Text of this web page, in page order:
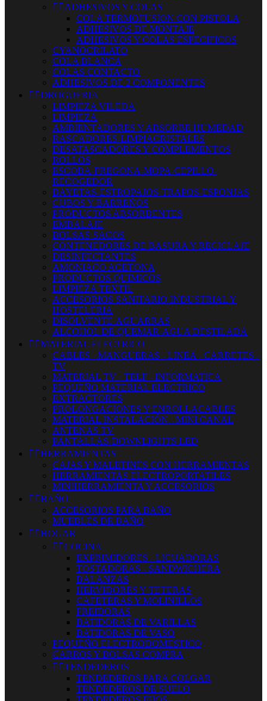
 ADHESIVOS Y COLAS
COLA TERMOFUSION CON PISTOLA
ADHESIVOS DE MONTAJE
ADHESIVOS Y COLAS ESPECIFICOS
CYANOCRILATO
COLA BLANCA
COLAS CONTACTO
ADHESIVOS DE 2 COMPONENTES
 DROGUERIA
LIMPIEZA VILEDA
LIMPIEZA
AMBIENTADORES Y ABSORBE HUMEDAD
RASCADORES-LIMPIACRISTALES
DESATASCADORES Y COMPLEMENTOS
ROLLOS
ESCOBA-FREGONA-MOPA-CEPILLO-
RECOGEDOR
BAYETAS-ESTROPAJOS-TRAPOS-ESPONJAS
CUBOS Y BARREÑOS
PRODUCTOS ABSORBENTES
EMBALAJE
BOLSAS-SACOS
CONTENEDORES DE BASURA Y RECICLAJE
DESINFECTANTES
AMONIACO ACETONA
PRODUCTOS QUIMICOS
LIMPIEZA TEXTIL
ACCESORIOS SANITARIO INDUSTRIAL Y
HOSTELERIA
DISOLVENTE-AGUARRAS
ALCOHOL DE QUEMAR-AGUA DESTILADA
 MATERIAL ELECTRICO
CABLES - MANGUERAS - LINEA - CARRETES -
TV
MATERIAL TV - TELF - INFORMATICA
PEQUEÑO MATERIAL ELECTRICO
EXTRACTORES
PROLONGACIONES Y ENROLLACABLES
MATERIAL INSTALACIÓN - MINI CANAL
ANTENAS TV
PANTALLAS-DOWNLIGHTS LED
 HERRAMIENTAS
CAJAS Y MALETINES CON HERRAMIENTAS
HERRAMIENTAS ELECTROPORTATILES
MINIHERRAMIENTA Y ACCESORIOS
 BAÑO
ACCESORIOS PARA BAÑO
MUEBLES DE BAÑO
 HOGAR
 COCINA
EXPRIMIDORES - LICUADORAS
TOSTADORAS - SANDWICHERA
BALANZAS
HERVIDORES Y TETERAS
CAFETERAS Y MOLINILLOS
FREIDORAS
BATIDORAS DE VARILLAS
BATIDORAS DE VASO
PEQUEÑO ELECTRODOMESTICO
CARROS Y BOLSAS COMPRA
 TENDEDEROS
TENDEDEROS PARA COLGAR
TENDEDEROS DE SUELO